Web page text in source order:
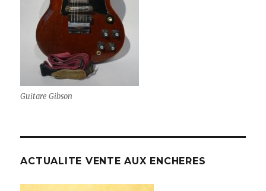
Guitare Gibson
ACTUALITE VENTE AUX ENCHERES